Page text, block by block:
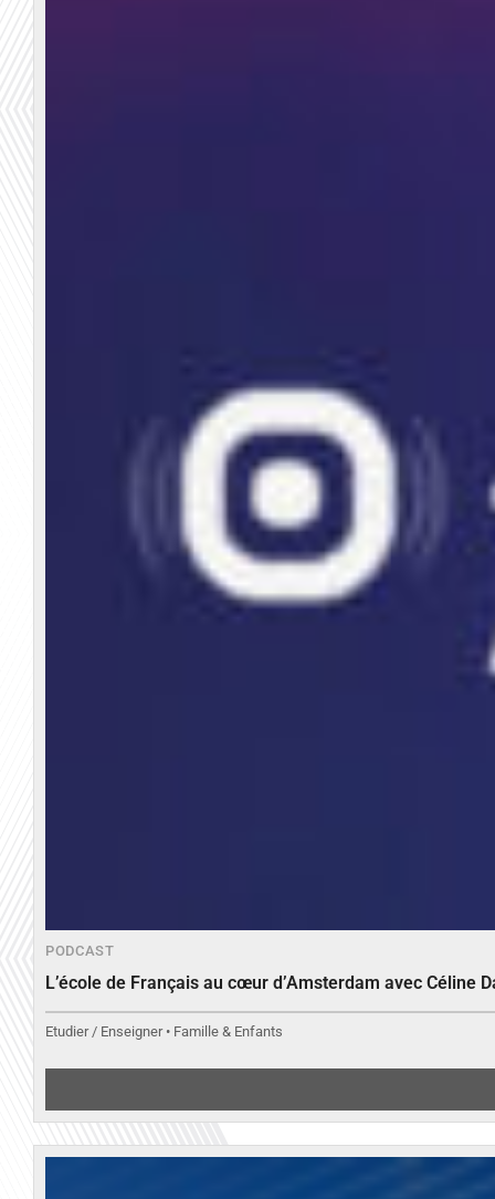
PODCAST
L’école de Français au cœur d’Amsterdam avec Céline
Etudier / Enseigner • Famille & Enfants